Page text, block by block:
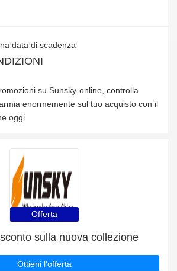
data di scadenza
su Sunsky-online, controlla
enormemente sul tuo acquisto con il
oggi
Offerta
sulla nuova collezione
Ottieni l'offerta